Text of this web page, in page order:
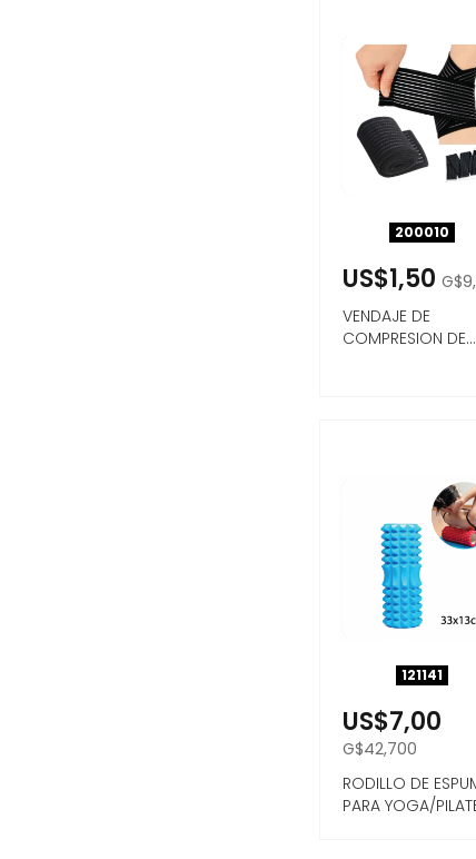
200010
US$1,50
VENDAJE DE
COMPRESION DE
121141
US$7,00
G$42,700
RODILLO DE
PARA YOGA/